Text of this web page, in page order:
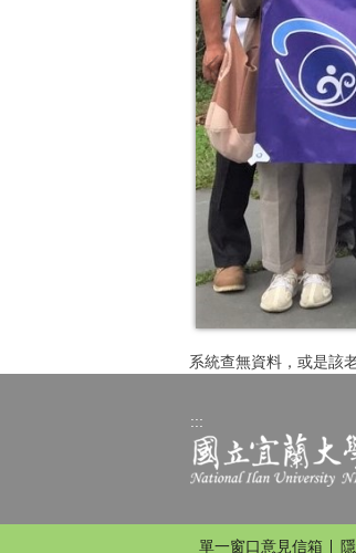
系統查無資料，或是該
:::
單一窗口意見信箱